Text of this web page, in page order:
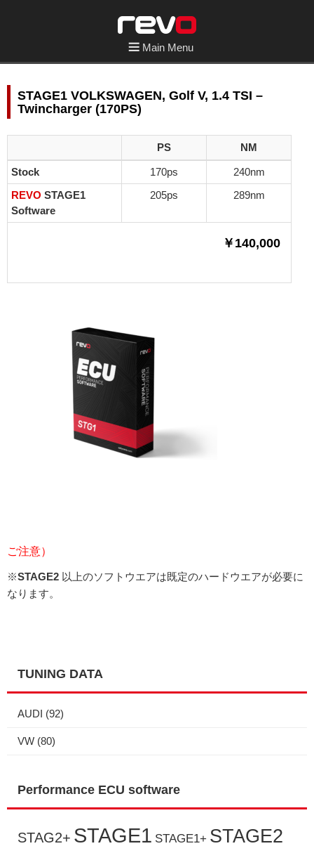
Main Menu
STAGE1 VOLKSWAGEN, Golf V, 1.4 TSI –
Twincharger (170PS)
PS NM
Stock 170ps
240nm
REVO STAGE1
Software
205ps 289nm
￥140,000
ご注意）
※STAGE2 以上のソフトウエアは既定のハードウエアが必要に
なります。
TUNING DATA
AUDI (92)
VW (80)
Performance ECU software
STAG2+ STAGE1 STAGE1+ STAGE2